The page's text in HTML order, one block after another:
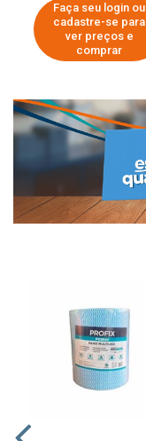
Faça seu login ou
cadastre-se para
ver preços e
comprar